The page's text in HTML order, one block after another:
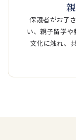
保護者がお子
い、親子留学
文化に触れ、